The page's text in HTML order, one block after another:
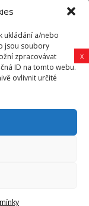
ukládání a/nebo
jsou soubory
zpracovávat
ID na tomto webu.
ovlivnit určité
x